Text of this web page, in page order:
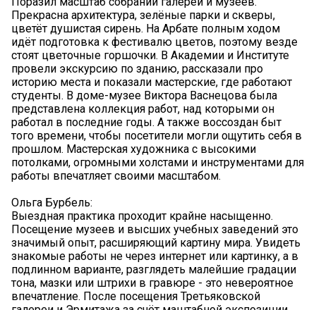
Прекрасна архитектура, зелёные парки и скверы,
цветёт душистая сирень. На Арбате полным ходом
идёт подготовка к фестивалю цветов, поэтому везде
стоят цветочные горшочки. В Академии и Институте
провели экскурсию по зданию, рассказали про
историю места и показали мастерские, где работают
студенты. В доме-музее Виктора Васнецова была
представлена коллекция работ, над которыми он
работал в последние годы. А также воссоздан быт
того времени, чтобы посетители могли ощутить себя в
прошлом. Мастерская художника с высокими
потолками, огромными холстами и инструментами для
работы впечатляет своими масштабом.
Ольга Бурбель:
Выездная практика проходит крайне насыщенно.
Посещение музеев и высших учебных заведений это
значимый опыт, расширяющий картину мира. Увидеть
знакомые работы не через интернет или картинку, а в
подлинном варианте, разглядеть малейшие градации
тона, мазки или штрихи в гравюре - это невероятное
впечатление. После посещения Третьяковской